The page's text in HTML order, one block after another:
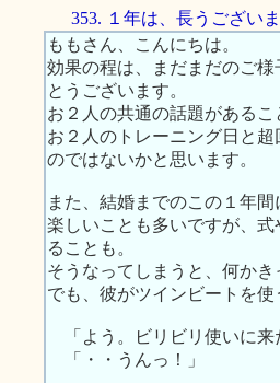
353. １年は、長うございま
ももさん、こんにちは。
効果の程は、まだまだのご
とうございます。
お２人の共通の話題があるこ
お２人のトレーニング日と
のではないかと思います。
また、結婚までのこの１年
楽しいことも多いですが、
ることも。
そうなってしまうと、何か
でも、彼がツインビートを使
「よう。ビリビリ使いに来
「・・うんっ！」